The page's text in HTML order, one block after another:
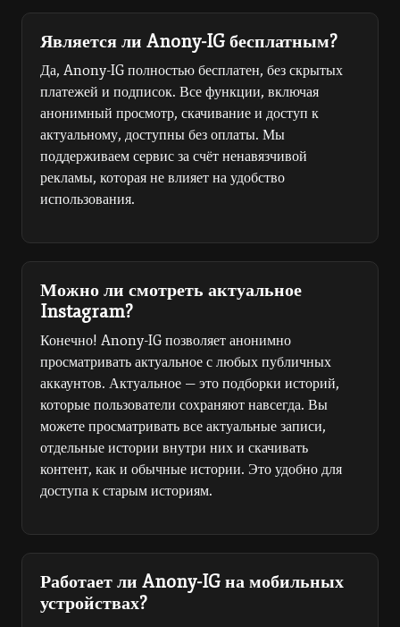
Является ли Anony-IG бесплатным?
Да, Anony-IG полностью бесплатен, без скрытых
платежей и подписок. Все функции, включая
анонимный просмотр, скачивание и доступ к
актуальному, доступны без оплаты. Мы
поддерживаем сервис за счёт ненавязчивой
рекламы, которая не влияет на удобство
использования.
Можно ли смотреть актуальное
Instagram?
Конечно! Anony-IG позволяет анонимно
просматривать актуальное с любых публичных
аккаунтов. Актуальное — это подборки историй,
которые пользователи сохраняют навсегда. Вы
можете просматривать все актуальные записи,
отдельные истории внутри них и скачивать
контент, как и обычные истории. Это удобно для
доступа к старым историям.
Работает ли Anony-IG на мобильных
устройствах?